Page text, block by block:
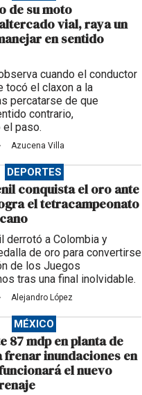
de su moto
vial, raya un
en sentido
cuando el conductor
tocó el claxon a la
percatarse de que
contrario,
paso.
· Azucena Villa
DEPORTES
conquista el oro ante
el tetracampeonato
derrotó a Colombia y
de oro para convertirse
de los Juegos
tras una final inolvidable.
· Alejandro López
MÉXICO
87 mdp en planta de
frenar inundaciones en
el nuevo